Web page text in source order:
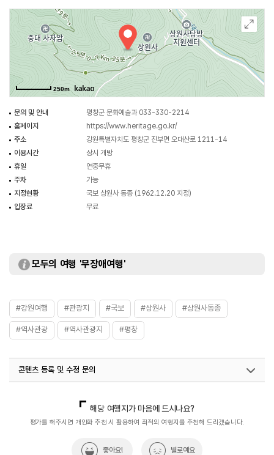
악기를 연주하는 주악상［奏樂像］을 두었다. 네 곳의 연곽 안에는 연꽃 모양의
연뢰［蓮蕾］를 9개씩 두었다. 그 밑으로 마주 보는 2곳에 구름 위에서 무릎
꿇고 하늘을 날며 악기를 연주하는 주악비천상［奏樂飛天像］을 새겼다. 비천상
사이에는 종을 치는 부분인 당좌［撞座］를 구슬과 연꽃무늬로 장식하였다. 이
종은 조각 수법이 뛰어나며 종 몸체의 아래와 위의 끝부분이 안으로 좁혀지는
항아리와 같은 모습을 하고 있다. 또한, 우리나라에 현존하는 종 가운데 가장
오래되고 한국 종의 고유한 특색을 갖춘 모본이 되는 종이다.
250m
문의 및 안내
평창군 문화예술과 033-330-2214
홈페이지
https://www.heritage.go.kr/
주소
강원특별자치도 평창군 진부면 오대산로 1211-14
이용시간
상시 개방
휴일
연중무휴
주차
가능
지정현황
국보 상원사 동종 (1962.12.20 지정)
입장료
무료
모두의 여행 '무장애여행'
#강원여행 #관광지 #국보 #상원사 #상원사동종
#역사관광 #역사관광지 #평창
콘텐츠 등록 및 수정 문의
해당 여행지가 마음에 드시나요?
평가를 해주시면 개인화 추천 시 활용하여 최적의 여행지를 추천해 드리겠습니다.
좋아요! 별로예요